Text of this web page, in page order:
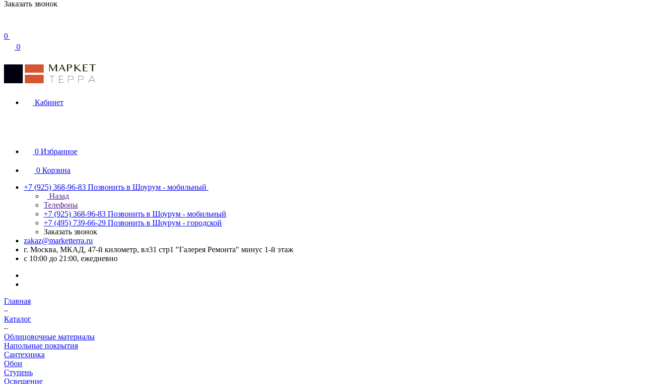
Заказать звонок
0
0
Кабинет
0 Избранное
0 Корзина
+7 (925) 368-96-83 Позвонить в Шоурум - мобильный
Назад
Телефоны
+7 (925) 368-96-83 Позвонить в Шоурум - мобильный
+7 (495) 739-66-29 Позвонить в Шоурум - городской
Заказать звонок
zakaz@marketterra.ru
г. Москва, МКАД, 47-й километр, вл31 стр1 "Галерея Ремонта" минус 1-й этаж
с 10:00 до 21:00, ежедневно
Главная
–
Каталог
–
Облицовочные материалы
Напольные покрытия
Сантехника
Обои
Ступень
Освещение